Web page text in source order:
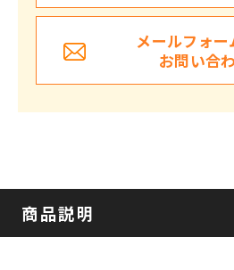
メールフォー
お問い合
商品説明